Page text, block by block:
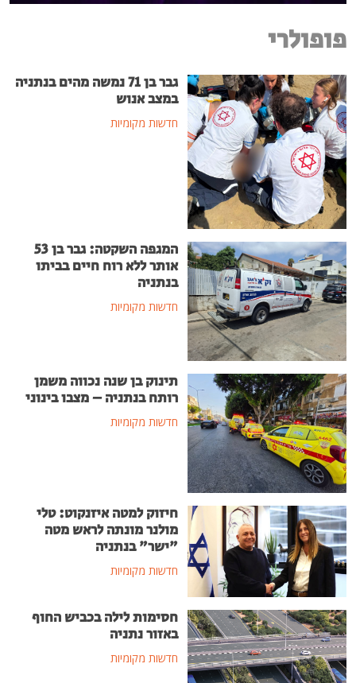
פופולרי
גבר בן 71 נמשה מהים בנתניה
במצב אנוש
חדשות מקומיות
המגפה השקטה: גבר בן 53
אותר ללא רוח חיים בביתו
בנתניה
חדשות מקומיות
תינוק בן שנה נכווה משמן
רותח בנתניה – מצבו בינוני
חדשות מקומיות
חיזוק למטה איזנקוט: טלי
מולנר מונתה לראש מטה
"ישר" בנתניה
חדשות מקומיות
חסימות לילה בכביש החוף
באזור נתניה
חדשות מקומיות